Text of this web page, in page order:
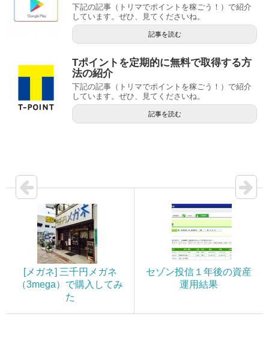
下記の記事（トリマでポイントを稼ごう！）で紹介
しています。ぜひ、見てくださいね。
記事を読む
Tポイントを定期的に無料で取得する方
法の紹介
下記の記事（トリマでポイントを稼ごう！）で紹介
しています。ぜひ、見てくださいね。
記事を読む
[メガネ] 三千円メガネ
（3mega）で購入してみ
た
セゾン投信１年後の資産
運用結果